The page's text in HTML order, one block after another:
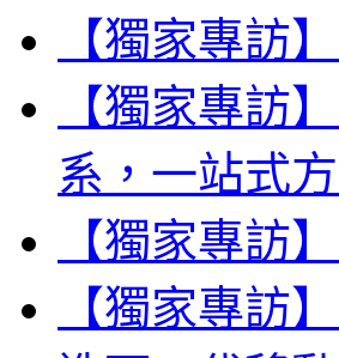
【獨家專訪
【獨家專訪
系，一站式
【獨家專訪
【獨家專訪